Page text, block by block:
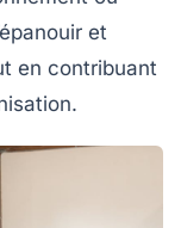
et
en contribuant